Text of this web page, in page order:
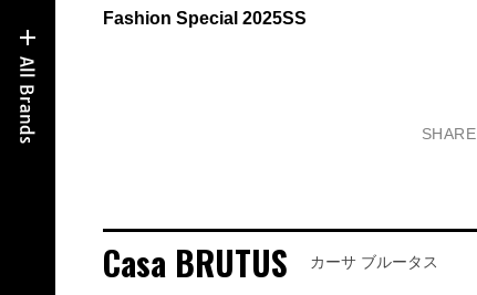
Fashion Special 2025SS
SHARE
Casa BRUTUS カーサ ブルータス